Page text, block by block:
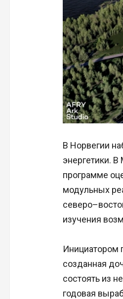
В Норвегии
энергетики.
программе
модульных
изучения
Инициатором
созданная
состоять из
годовая